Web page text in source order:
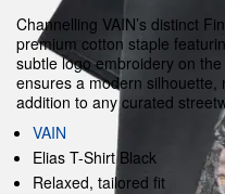
Channelling VAIN’s distinct
premium cotton staple
subtle logo embroidery on
ensures a modern silhouette,
addition to any curated
VAIN
Elias T-Shirt Black
Relaxed, tailored fit